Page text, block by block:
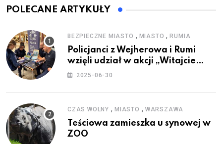
POLECANE ARTYKUŁY
BEZPIECZNE MIASTO , MIASTO ,RUMIA
Policjanci z Wejherowa i Rumi
wzięli udział w akcji „Witajcie
Wakacje”
2025-06-30
CZAS WOLNY , MIASTO , WARSZAWA
Teściowa zamieszka u synowej w
ZOO